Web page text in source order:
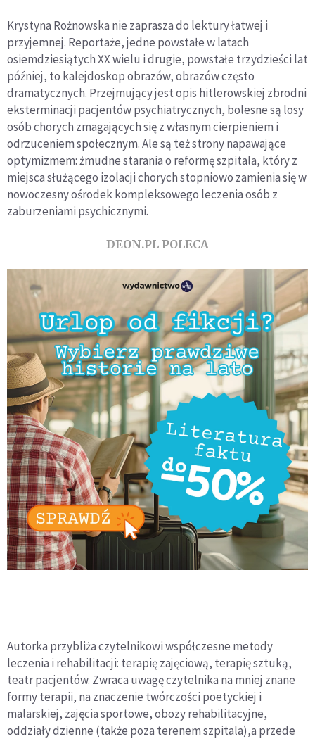
Krystyna Rożnowska nie zaprasza do lektury łatwej i
przyjemnej. Reportaże, jedne powstałe w latach
osiemdziesiątych XX wielu i drugie, powstałe trzydzieści lat
później, to kalejdoskop obrazów, obrazów często
dramatycznych. Przejmujący jest opis hitlerowskiej zbrodni
eksterminacji pacjentów psychiatrycznych, bolesne są losy
osób chorych zmagających się z własnym cierpieniem i
odrzuceniem społecznym. Ale są też strony napawające
optymizmem: żmudne starania o reformę szpitala, który z
miejsca służącego izolacji chorych stopniowo zamienia się w
nowoczesny ośrodek kompleksowego leczenia osób z
zaburzeniami psychicznymi.
DEON.PL POLECA
Autorka przybliża czytelnikowi współczesne metody
leczenia i rehabilitacji: terapię zajęciową, terapię sztuką,
teatr pacjentów. Zwraca uwagę czytelnika na mniej znane
formy terapii, na znaczenie twórczości poetyckiej i
malarskiej, zajęcia sportowe, obozy rehabilitacyjne,
oddziały dzienne (także poza terenem szpitala),a przede